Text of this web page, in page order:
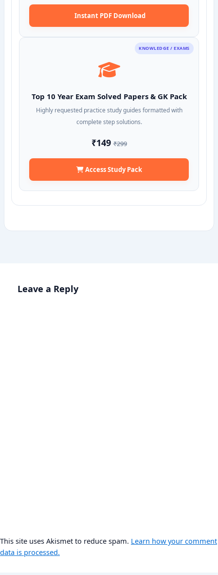
Instant PDF Download
KNOWLEDGE / EXAMS
Top 10 Year Exam Solved Papers & GK Pack
Highly requested practice study guides formatted with
complete step solutions.
₹149₹299
Access Study Pack
Leave a Reply
This site uses Akismet to reduce spam. Learn how your comment
data is processed.